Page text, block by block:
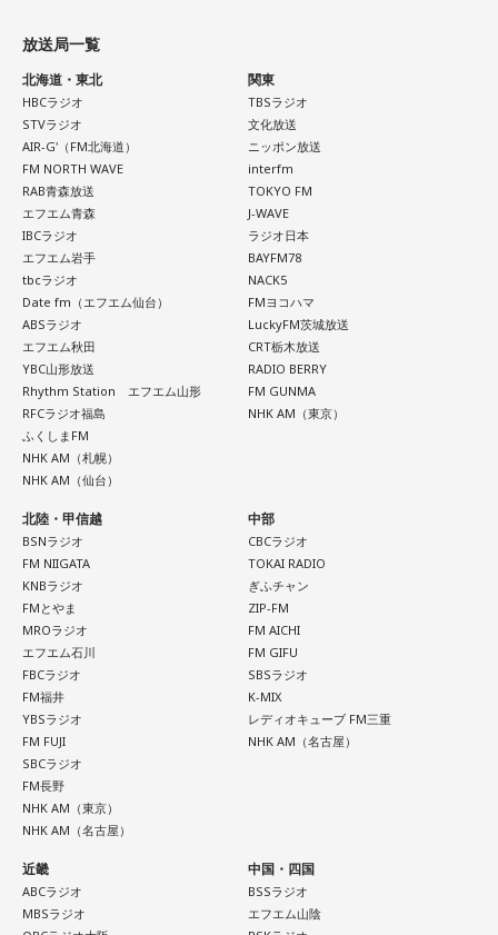
放送局一覧
北海道・東北
HBCラジオ
STVラジオ
AIR-G'（FM北海道）
FM NORTH WAVE
RAB青森放送
エフエム青森
IBCラジオ
エフエム岩手
tbcラジオ
Date fm（エフエム仙台）
ABSラジオ
エフエム秋田
YBC山形放送
Rhythm Station エフエム山形
RFCラジオ福島
ふくしまFM
NHK AM（札幌）
NHK AM（仙台）
関東
TBSラジオ
文化放送
ニッポン放送
interfm
TOKYO FM
J-WAVE
ラジオ日本
BAYFM78
NACK5
FMヨコハマ
LuckyFM茨城放送
CRT栃木放送
RADIO BERRY
FM GUNMA
NHK AM（東京）
北陸・甲信越
BSNラジオ
FM NIIGATA
KNBラジオ
FMとやま
MROラジオ
エフエム石川
FBCラジオ
FM福井
YBSラジオ
FM FUJI
SBCラジオ
FM長野
NHK AM（東京）
NHK AM（名古屋）
中部
CBCラジオ
TOKAI RADIO
ぎふチャン
ZIP-FM
FM AICHI
FM GIFU
SBSラジオ
K-MIX
レディオキューブ FM三重
NHK AM（名古屋）
近畿
ABCラジオ
MBSラジオ
中国・四国
BSSラジオ
エフエム山陰